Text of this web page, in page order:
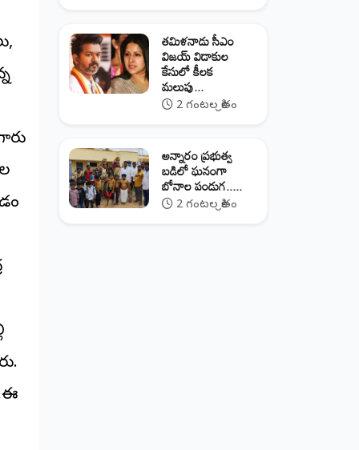
తమిళనాడు సీఎం
విజయ్‌ విడాకుల
కేసులో కీలక
మలుపు...
2 గంటల క్రితం
అన్నారం ప్రభుత్వ
బడిలో ఘనంగా
బోనాల పండుగ.....
2 గంటల క్రితం